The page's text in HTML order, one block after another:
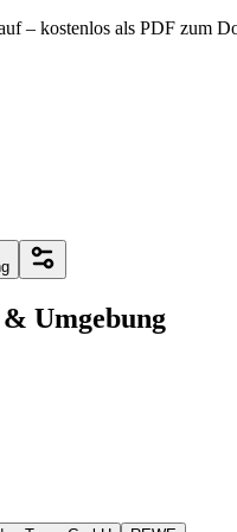
– kostenlos als PDF zum
Umgebung